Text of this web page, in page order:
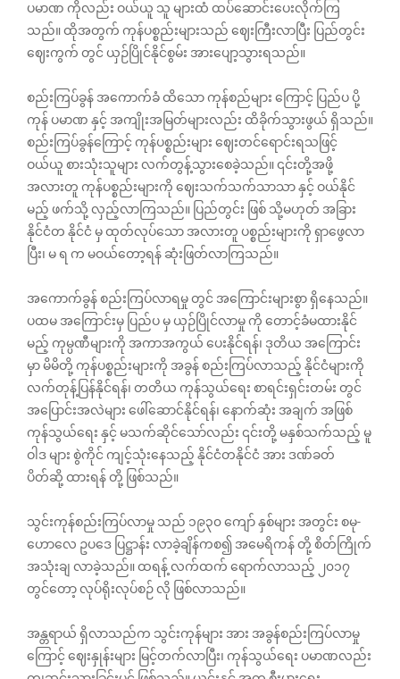
ပမာဏ ကိုလည်း ဝယ်ယူ သူ များထံ ထပ်ဆောင်းပေးလိုက်ကြ
သည်။ ထိုအတွက် ကုန်ပစ္စည်းများသည် ဈေးကြီးလာပြီး ပြည်တွင်း
ဈေးကွက် တွင် ယှဉ်ပြိုင်နိုင်စွမ်း အားပျော့သွားရသည်။
စည်းကြပ်ခွန် အကောက်ခံ ထိသော ကုန်စည်များ ကြောင့် ပြည်ပ ပို့
ကုန် ပမာဏ နှင့် အကျိုးအမြတ်များလည်း ထိခိုက်သွားဖွယ် ရှိသည်။
စည်းကြပ်ခွန်ကြောင့် ကုန်ပစ္စည်းများ ဈေးတင်ရောင်းရသဖြင့်
ဝယ်ယူ စားသုံးသူများ လက်တွန့်သွားစေခဲ့သည်။ ၎င်းတို့အဖို့
အလားတူ ကုန်ပစ္စည်းများကို ဈေးသက်သက်သာသာ နှင့် ဝယ်နိုင်
မည့် ဖက်သို့ လှည့်လာကြသည်။ ပြည်တွင်း ဖြစ် သို့မဟုတ် အခြား
နိုင်ငံတ နိုင်ငံ မှ ထုတ်လုပ်သော အလားတူ ပစ္စည်းများကို ရှာဖွေလာ
ပြီး၊ မ ရ က မဝယ်တော့ရန် ဆုံးဖြတ်လာကြသည်။
အကောက်ခွန် စည်းကြပ်လာရမှု တွင် အကြောင်းများစွာ ရှိနေသည်။
ပထမ အကြောင်းမှ ပြည်ပ မှ ယှဉ်ပြိုင်လာမှု ကို တောင့်ခံမထားနိုင်
မည့် ကုမ္ပဏီများကို အကာအကွယ်‌ ပေးနိုင်ရန်၊ ဒုတိယ အကြောင်း
မှာ မိမိတို့ ကုန်ပစ္စည်းများကို အခွန် စည်းကြပ်လာသည့် နိုင်ငံများကို
လက်တုန့်ပြန်နိုင်ရန်၊ တတိယ ကုန်သွယ်ရေး စာရင်းရှင်းတမ်း တွင်
အပြောင်းအလဲများ ဖေါ်ဆောင်နိုင်ရန်၊ နောက်ဆုံး အချက် အဖြစ်
ကုန်သွယ်ရေး နှင့် မသက်ဆိုင်သော်လည်း ၎င်းတို့ မနှစ်သက်သည့် မူ
ဝါဒ များ စွဲကိုင် ကျင့်သုံးနေသည့် နိုင်ငံတနိုင်ငံ အား ဒဏ်ခတ်
ပိတ်ဆို့ ထားရန် တို့ ဖြစ်သည်။
သွင်းကုန်စည်းကြပ်လာမှု သည် ၁၉၃၀ ကျော် နှစ်များ အတွင်း စမု-
ဟောလေ ဥပဒေ ပြဋ္ဌာန်း လာခဲ့ချိန်ကစ၍ အမေရိကန် တို့ စိတ်ကြိုက်
အသုံးချ လာခဲ့သည်။ ထရန့် လက်ထက် ရောက်လာသည့် ၂၀၁၇
တွင်တော့ လုပ်ရိုးလုပ်စဉ် လို ဖြစ်လာသည်။
အန္တရာယ် ရှိလာသည်က သွင်းကုန်များ အား အခွန်စည်းကြပ်လာမှု
ကြောင့် ဈေးနှုန်းများ မြင့်တက်လာပြီး၊ ကုန်သွယ်ရေး ပမာဏလည်း